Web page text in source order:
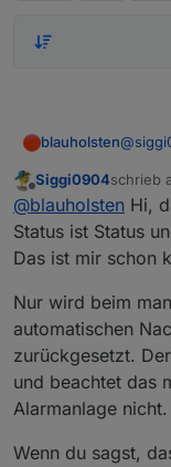
blauholsten@
Hallo,
der
Status
Offline
Siggi0904schrieb
zuletzt
@blauholsten Hi,
Status ist Status
Das ist mir schon
Nur wird beim
automatischen
zurückgesetzt.
und beachtet das
Alarmanlage nicht.
Wenn du sagst,